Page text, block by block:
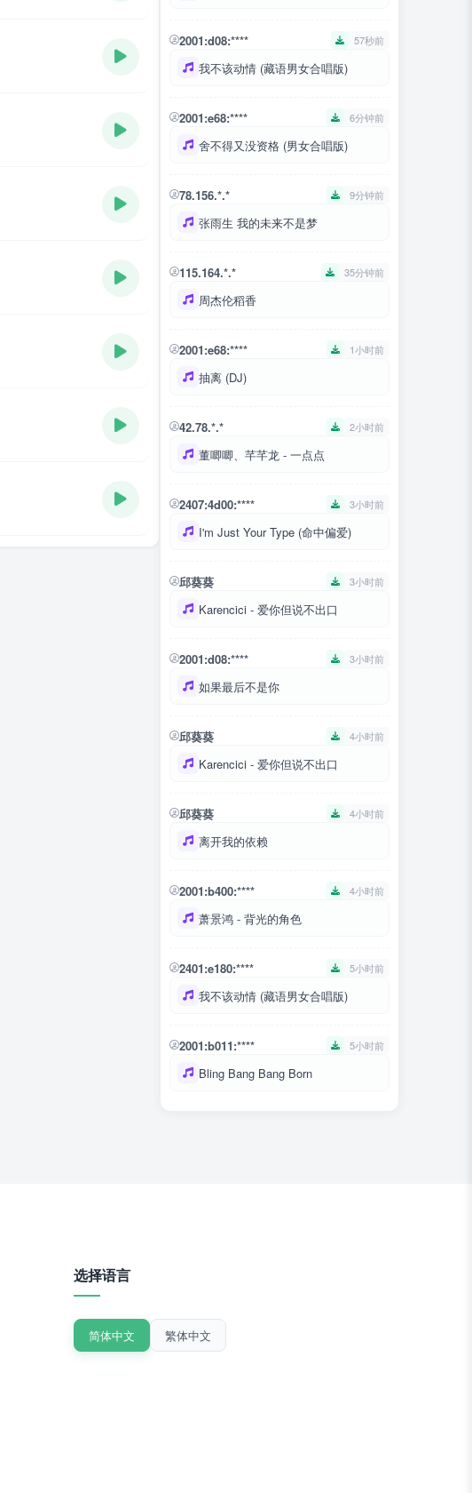
2001:d08:**** 57秒前
我不该动情 (藏语男女合唱版)
2001:e68:**** 6分钟前
舍不得又没资格 (男女合唱版)
78.156.*.* 9分钟前
张雨生 我的未来不是梦
115.164.*.* 35分钟前
周杰伦稻香
2001:e68:**** 1小时前
抽离 (DJ)
42.78.*.* 2小时前
董唧唧、芊芊龙 - 一点点
2407:4d00:**** 3小时前
I'm Just Your Type (命中偏爱)
邱葵葵 3小时前
Karencici - 爱你但说不出口
2001:d08:**** 3小时前
如果最后不是你
邱葵葵 4小时前
Karencici - 爱你但说不出口
邱葵葵 4小时前
离开我的依赖
2001:b400:**** 4小时前
萧景鸿 - 背光的角色
2401:e180:**** 5小时前
我不该动情 (藏语男女合唱版)
2001:b011:**** 5小时前
Bling Bang Bang Born
选择语言
简体中文 繁体中文